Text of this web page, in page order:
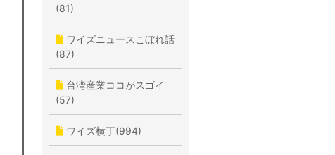
(81)
ワイズニュースこぼれ話
(87)
台湾産業ココがスゴイ
(57)
ワイズ横丁(994)